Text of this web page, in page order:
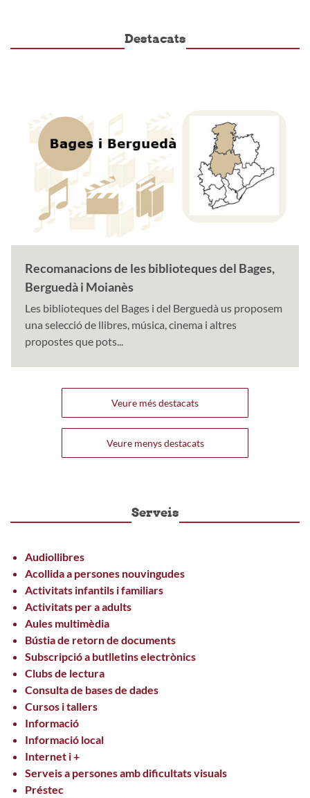
Destacats
Recomanacions de les biblioteques del Bages,
Berguedà i Moianès
Les biblioteques del Bages i del Berguedà us proposem
una selecció de llibres, música, cinema i altres
propostes que pots...
Veure més destacats
Veure menys destacats
Serveis
Audiollibres
Acollida a persones nouvingudes
Activitats infantils i familiars
Activitats per a adults
Aules multimèdia
Bústia de retorn de documents
Subscripció a butlletins electrònics
Clubs de lectura
Consulta de bases de dades
Cursos i tallers
Informació
Informació local
Internet i +
Serveis a persones amb dificultats visuals
Préstec